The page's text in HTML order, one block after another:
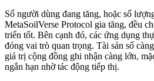
Số người dùng đang tăng, hoặc số
MetaSoilVerse Protocol gia tăng, đều
triển tốt. Bên cạnh đó, các ứng dụng
đóng vai trò quan trọng. Tài sản số
giá trị cộng đồng ghi nhận càng lớn,
ngắn hạn nhờ tác động tiếp thị.